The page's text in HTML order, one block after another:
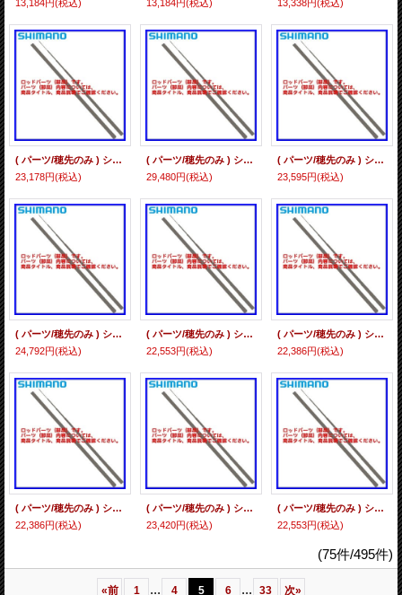
13,184円(税込)
13,184円(税込)
13,338円(税込)
( パーツ/穂先のみ ) シマノ リミテッドプロ AZ コダチ 80-85ZI #01 *6
23,178円(税込)
( パーツ/穂先のみ ) シマノ リミテッドプロ AZ ナギナタ 100-95ZI #01 *6
29,480円(税込)
( パーツ/穂先のみ ) シマノ リミテッドプロ TF 早瀬 90NJ #01 *6
23,595円(税込)
( パーツ/穂先のみ ) シマノ リミテッドプロ TF 急瀬 90NJ #01 *6
24,792円(税込)
( パーツ/穂先のみ ) シマノ リミテッドプロ MI H2.6 90NB #01 *6
22,553円(税込)
( パーツ/穂先のみ ) シマノ リミテッドプロ MI H2.6 85-90HJ #01 *6
22,386円(税込)
( パーツ/穂先のみ ) シマノ リミテッドプロ MI H2.6 90-95HJ #01 *6
22,386円(税込)
( パーツ/穂先のみ ) シマノ リミテッドプロ MI H2.75 90-95HJ #01 *6
23,420円(税込)
( パーツ/穂先のみ ) シマノ リミテッドプロ MI 90-95HY #01 *6
22,553円(税込)
(75件/495件)
«前 1 ... 4 5 6 ... 33 次»